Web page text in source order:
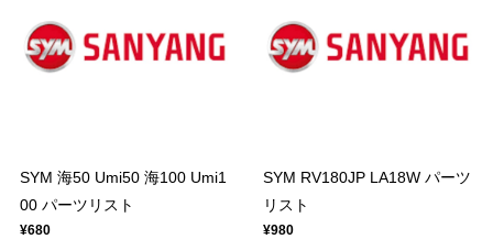
SYM 海50 Umi50 海100 Umi1
00 パーツリスト
¥680
SYM RV180JP LA18W パーツ
リスト
¥980